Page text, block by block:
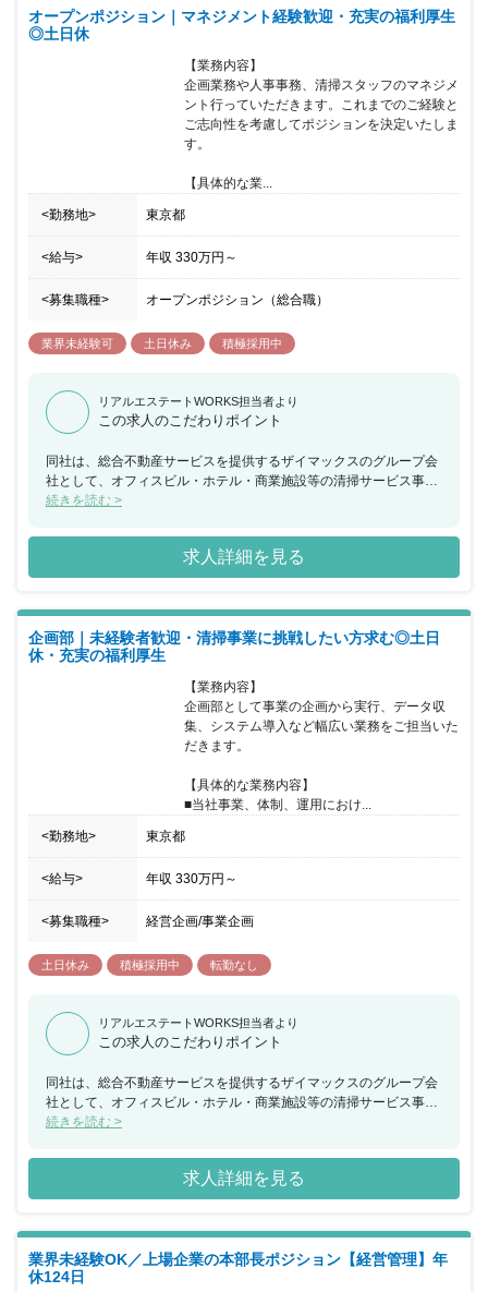
均的な実態） └ 不定期ではありますが、社員が集まるイベント
（合宿・新規事業コンテスト・植樹イベントなど）があります。 ◆
月に定期健康診断を実施しています。 └ 以下の検診メニューにつ
いては、全額会社負担と しています。 └ 一般検診B
（34歳以下） └ 生活習慣病検診 or 人間ドック （35歳以
上） └ 子宮がん検診 （20歳以上・女性・偶数年齢が対
象） └ マンモグラフィー （40歳以上・女性・偶数年齢
助 （2nd Homeサービス月会費の30%を補助） └
SANU STAY （2nd Homeサービス2泊/四半期の利用を補助）
年次で年間55,000円分まで） └ SANU Library （書籍購
StudySupport （資格取得教材費用の100%補助） └
Workanywhere （リモートワーク備品購入費用補助 - 通算で
55,000円分まで）
オープンポジション｜マネジメント経験歓迎・充実の福利厚生
◎土日休
【業務内容】
企画業務や人事事務、清掃スタッフのマネジメ
ント行っていただきます。これまでのご経験と
ご志向性を考慮してポジションを決定いたしま
す。
【具体的な業...
<勤務地> 東京都
<給与> 年収 330万円 ～
<募集職種> オープンポジション（総合職）
業界未経験可 土日休み 積極採用中
リアルエステートWORKS担当者より
この求人のこだわりポイント
同社は、総合不動産サービスを提供するザイマックスのグループ会
社として、オフィスビル・ホテル・商業施設等の清掃サービス事業
を展開しています。今回、オフィスビルをメインに清掃を行ってい
っていただける方を募集することとなりました。マネジメント経験
や清掃サービスのご経験を活かしていただくことができ、ご経験等
を考慮し企画業務または事務業務をお任せいたします。ザイマック
りやすい環境が魅力的です。グループの不動産を支える同社でご活
躍いただける方を歓迎いたします。
続きを読む >
求人詳細を見る
企画部｜未経験者歓迎・清掃事業に挑戦したい方求む◎土日
休・充実の福利厚生
【業務内容】
企画部として事業の企画から実行、データ収
集、システム導入など幅広い業務をご担当いた
だきます。
【具体的な業務内容】
■当社事業、体制、運用におけ...
<勤務地> 東京都
<給与> 年収 330万円 ～
<募集職種> 経営企画/事業企画
土日休み 積極採用中 転勤なし
リアルエステートWORKS担当者より
この求人のこだわりポイント
同社は、総合不動産サービスを提供するザイマックスのグループ会
社として、オフィスビル・ホテル・商業施設等の清掃サービス事業
を展開しています。今回、企画部として事業の企画から実行まで幅
もちろんのこと清掃会社の事業企画、採用、業務効率化等にご興味
のある方を求めております。ザイマックスグループの安定した基盤
と充実の福利厚生でワークバランスもとりやすい環境が魅力的で
ます。
続きを読む >
求人詳細を見る
業界未経験OK／上場企業の本部長ポジション【経営管理】年
休124日